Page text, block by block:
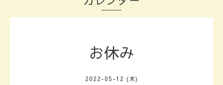
お休み
2022-05-12 (木)